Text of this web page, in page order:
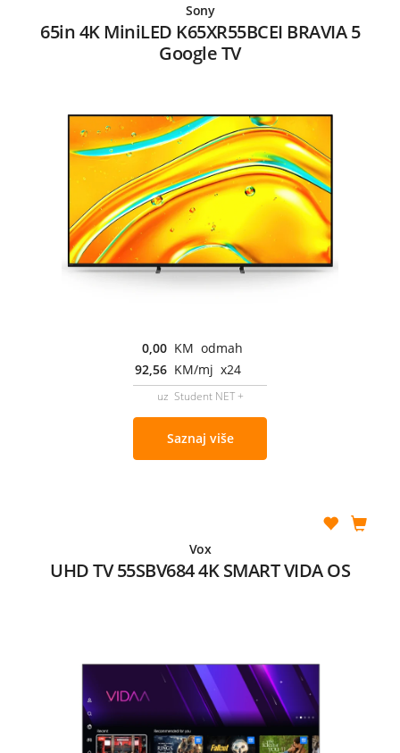
Sony
65in 4K MiniLED K65XR55BCEI BRAVIA 5
Google TV
0,00 KM odmah
92,56 KM/mj x24
uz Student NET +
Saznaj više
Vox
UHD TV 55SBV684 4K SMART VIDA OS